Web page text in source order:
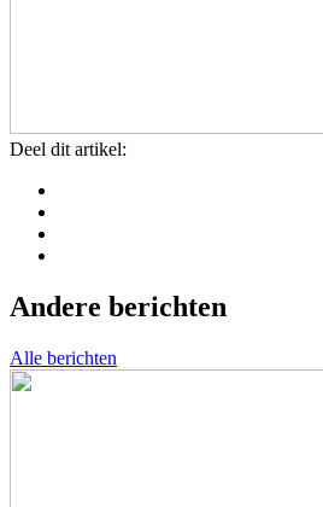
Deel dit artikel:
Andere berichten
Alle berichten